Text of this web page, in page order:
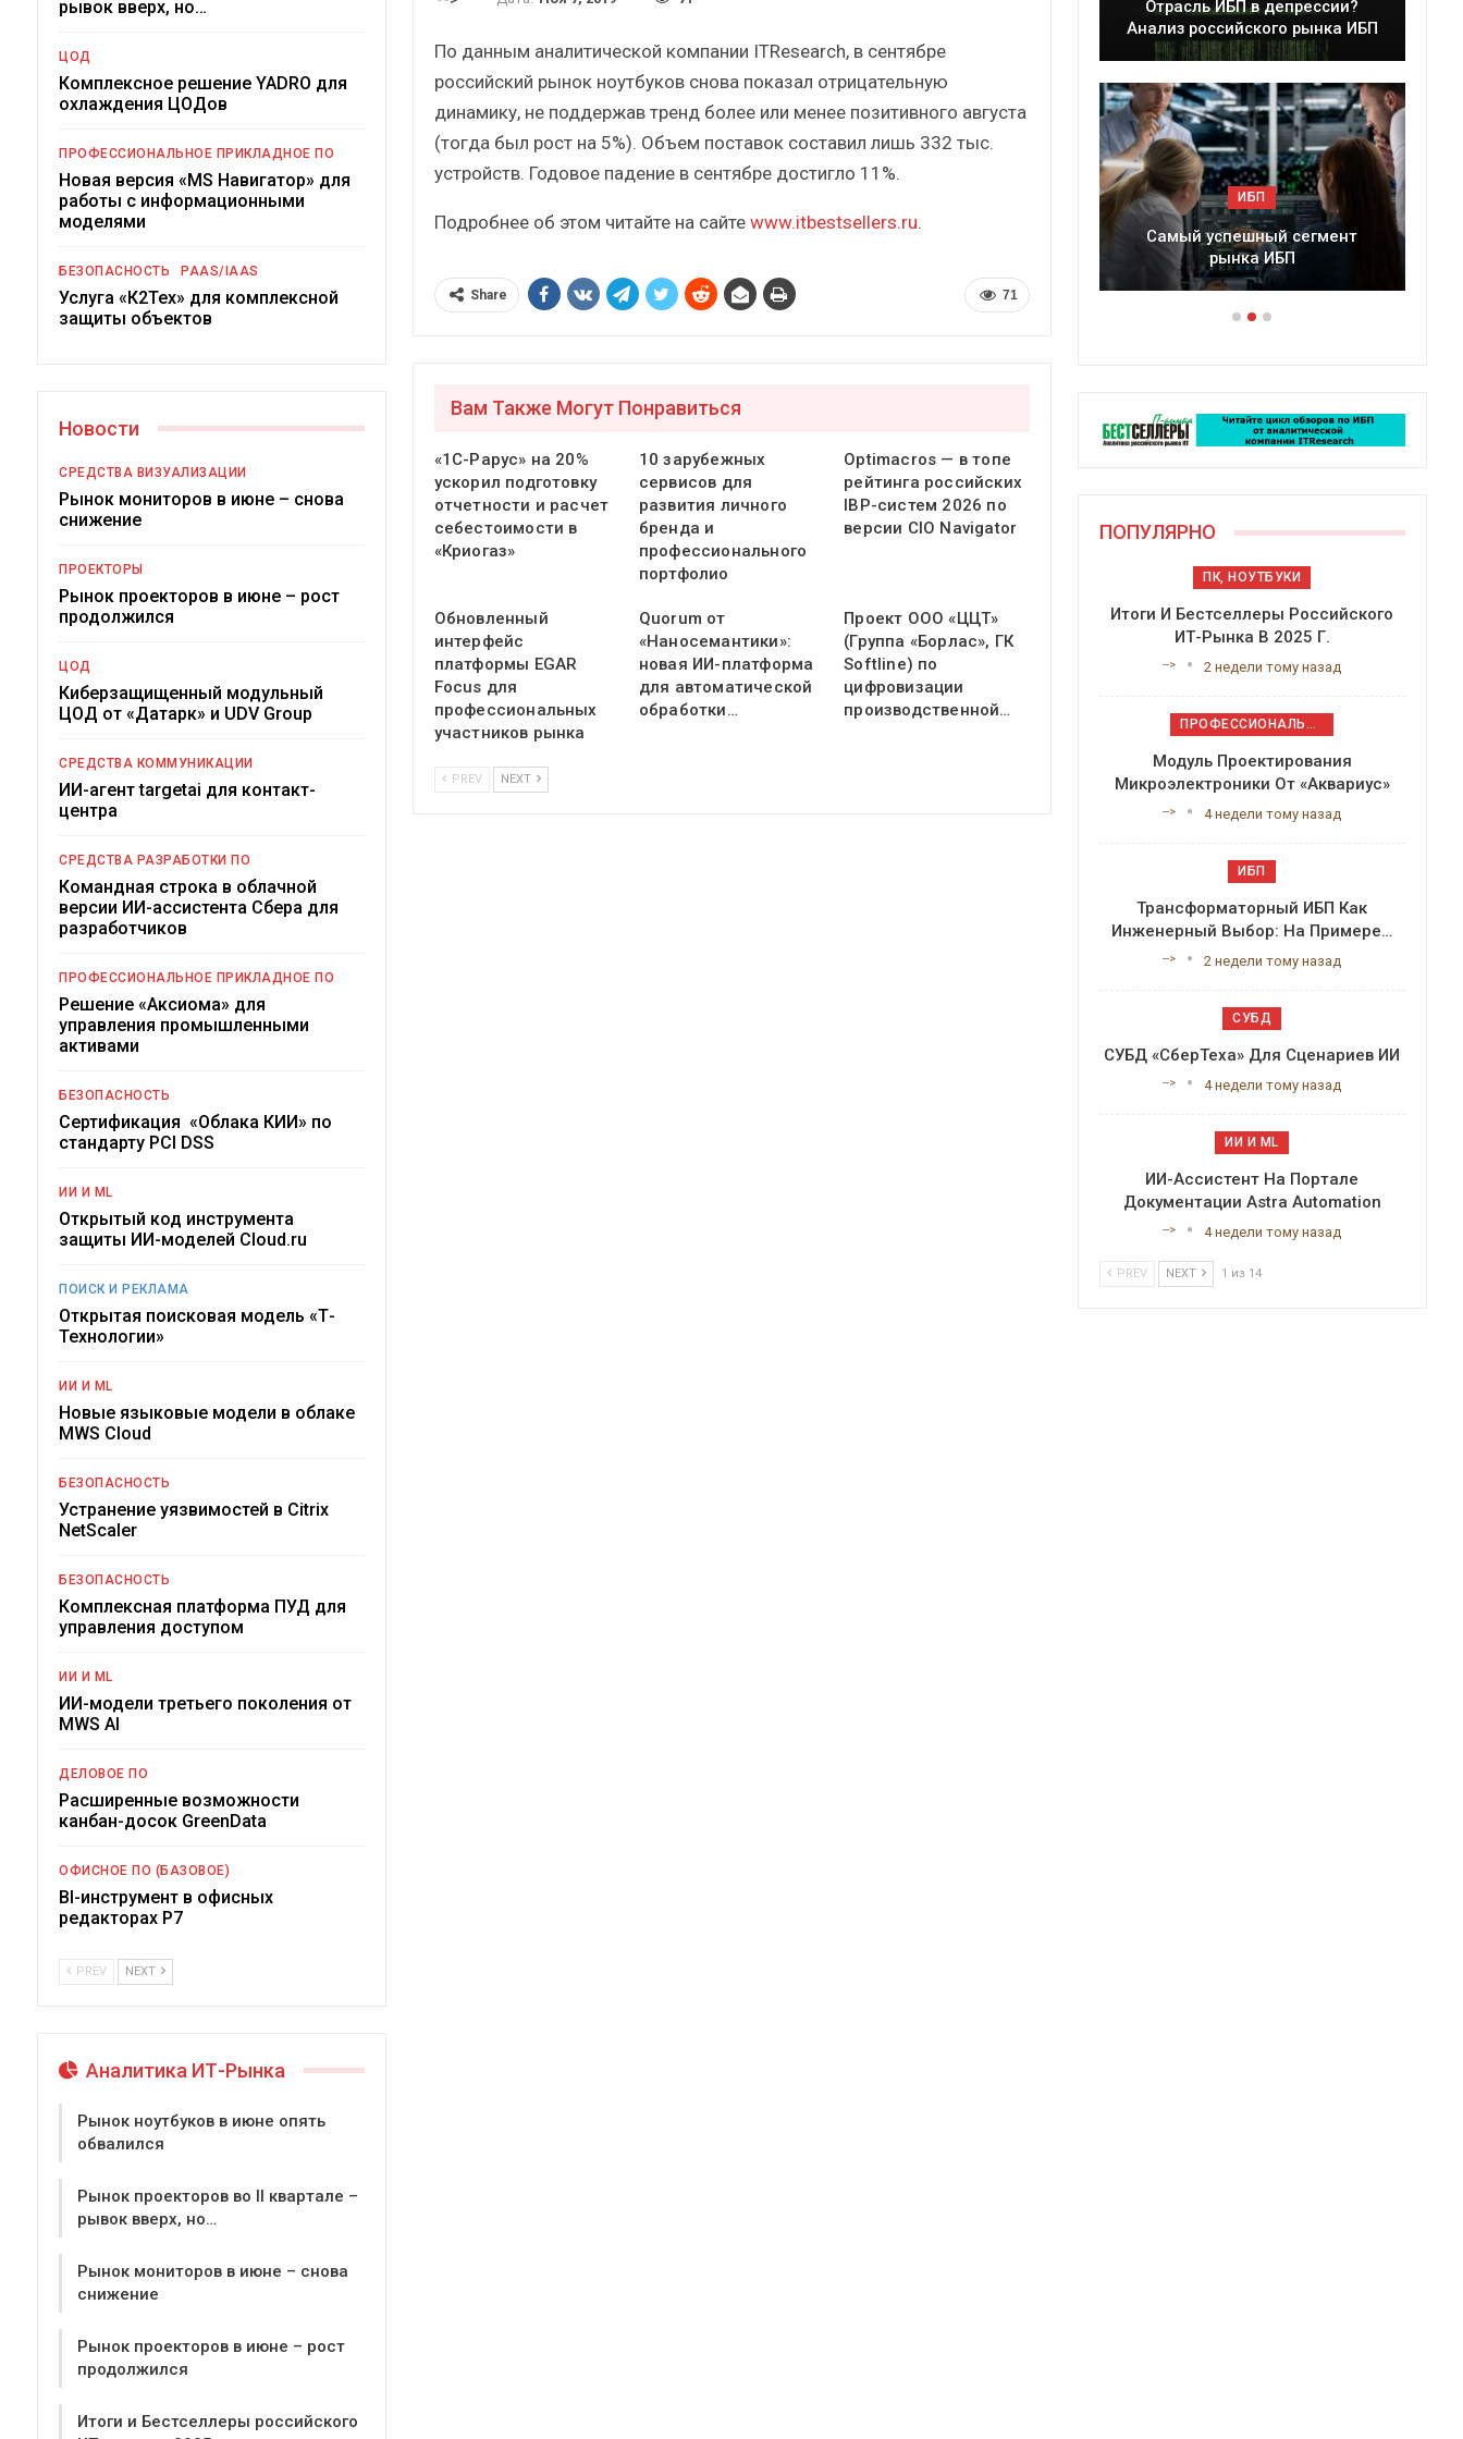
По данным аналитической компании ITResearch, в сентябре
российский рынок ноутбуков снова показал отрицательную
динамику, не поддержав тренд более или менее позитивного августа
(тогда был рост на 5%). Объем поставок составил лишь 332 тыс.
устройств. Годовое падение в сентябре достигло 11%.
Подробнее об этом читайте на сайте www.itbestsellers.ru.
71
Share
Вам Также Могут Понравиться
«1С-Рарус» на 20%
ускорил подготовку
отчетности и расчет
себестоимости в
«Криогаз»
10 зарубежных
сервисов для
развития личного
бренда и
профессионального
портфолио
Optimacros — в топе
рейтинга российских
IBP-систем 2026 по
версии CIO Navigator
Обновленный
интерфейс
платформы EGAR
Focus для
профессиональных
участников рынка
Quorum от
«Наносемантики»:
новая ИИ-платформа
для автоматической
обработки…
Проект ООО «ЦЦТ»
(Группа «Борлас», ГК
Softline) по
цифровизации
производственной…
PREV NEXT
рывок вверх, но…
ЦОД
Комплексное решение YADRO для
охлаждения ЦОДов
ПРОФЕССИОНАЛЬНОЕ ПРИКЛАДНОЕ ПО
Новая версия «MS Навигатор» для
работы с информационными
моделями
БЕЗОПАСНОСТЬ PAAS/IAAS
Услуга «К2Тех» для комплексной
защиты объектов
Новости
СРЕДСТВА ВИЗУАЛИЗАЦИИ
Рынок мониторов в июне – снова
снижение
ПРОЕКТОРЫ
Рынок проекторов в июне – рост
продолжился
ЦОД
Киберзащищенный модульный
ЦОД от «Датарк» и UDV Group
СРЕДСТВА КОММУНИКАЦИИ
ИИ-агент targetai для контакт-
центра
СРЕДСТВА РАЗРАБОТКИ ПО
Командная строка в облачной
версии ИИ-ассистента Сбера для
разработчиков
ПРОФЕССИОНАЛЬНОЕ ПРИКЛАДНОЕ ПО
Решение «Аксиома» для
управления промышленными
активами
БЕЗОПАСНОСТЬ
Сертификация «Облака КИИ» по
стандарту PCI DSS
ИИ И ML
Открытый код инструмента
защиты ИИ-моделей Cloud.ru
ПОИСК И РЕКЛАМА
Открытая поисковая модель «Т-
Технологии»
ИИ И ML
Новые языковые модели в облаке
MWS Cloud
БЕЗОПАСНОСТЬ
Устранение уязвимостей в Citrix
NetScaler
БЕЗОПАСНОСТЬ
Комплексная платформа ПУД для
управления доступом
ИИ И ML
ИИ-модели третьего поколения от
MWS AI
ДЕЛОВОЕ ПО
Расширенные возможности
канбан-досок GreenData
ОФИСНОЕ ПО (БАЗОВОЕ)
BI-инструмент в офисных
редакторах Р7
PREV NEXT
Аналитика ИТ-Рынка
Рынок ноутбуков в июне опять
обвалился
Рынок проекторов во II квартале –
рывок вверх, но…
Рынок мониторов в июне – снова
снижение
Рынок проекторов в июне – рост
продолжился
Итоги и Бестселлеры российского
Краткий статистический
Подкосят ли глобальные угрозы
Итоги и Бестселлеры
Отрасль ИБП в депрессии?
Анализ российского рынка ИБП
ИБП
Самый успешный сегмент
Краткий
сборник
Подкосят ли
ПОПУЛЯРНО
ПК, НОУТБУКИ
Итоги И Бестселлеры Российского
ИТ-Рынка В 2025 Г.
--> 2 недели тому назад
ПРОФЕССИОНАЛЬНОЕ ПРИКЛАДНОЕ ПО
Модуль Проектирования
Микроэлектроники От «Аквариус»
--> 4 недели тому назад
ИБП
Трансформаторный ИБП Как
Инженерный Выбор: На Примере…
--> 2 недели тому назад
СУБД
СУБД «СберТеха» Для Сценариев ИИ
--> 4 недели тому назад
ИИ И ML
ИИ-Ассистент На Портале
Документации Astra Automation
--> 4 недели тому назад
PREV NEXT 1 из 14